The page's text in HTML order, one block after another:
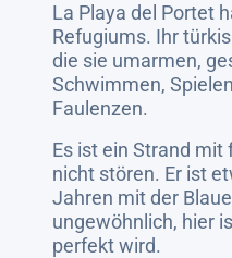
La Playa del Portet
Refugiums. Ihr
die sie umarmen,
Schwimmen,
Faulenzen.
Es ist ein Strand
nicht stören. Er ist
Jahren mit der
ungewöhnlich, hier
perfekt wird.